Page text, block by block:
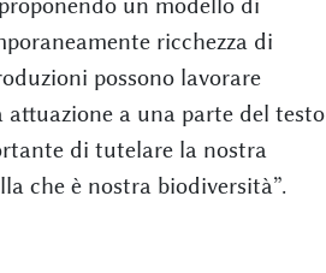
ricchezza di
possono lavorare
attuazione a una parte del testo
di tutelare la nostra
che è nostra biodiversità”.